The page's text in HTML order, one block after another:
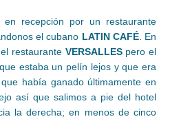
recepción por un restaurante
el cubano LATIN CAFÉ. En
restaurante VERSALLESpero el
estaba un pelín lejos y que era
había ganado últimamente en
así que salimos a pie del hotel
la derecha; en menos de cinco